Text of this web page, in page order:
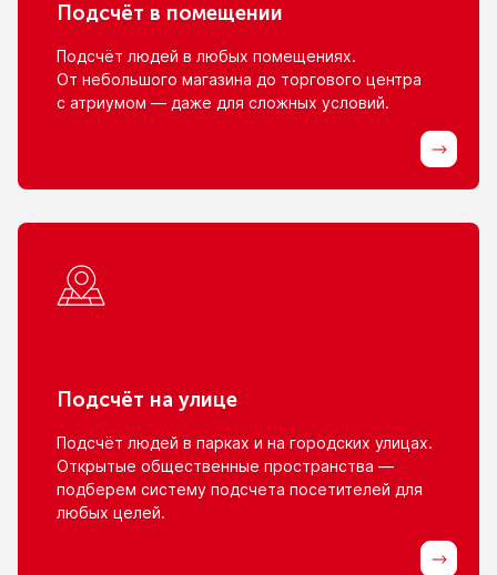
Подсчёт в помещении
Подсчёт людей в любых помещениях.
От небольшого магазина до торгового центра
с атриумом — даже для сложных условий.
Подсчёт на улице
Подсчёт людей в парках и на городских улицах.
Открытые общественные пространства —
подберем систему подсчета посетителей для
любых целей.